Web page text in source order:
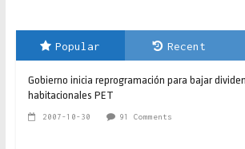
Popular Recent
Gobierno inicia reprogramación para bajar
habitacionales PET
2007-10-30 91 Comments